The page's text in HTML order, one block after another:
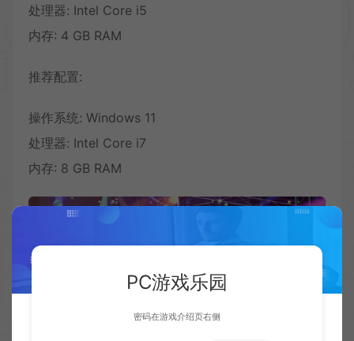
处理器: Intel Core i5
内存: 4 GB RAM
推荐配置:
操作系统: Windows 11
处理器: Intel Core i7
内存: 8 GB RAM
PC游戏乐园
密码在游戏介绍页右侧